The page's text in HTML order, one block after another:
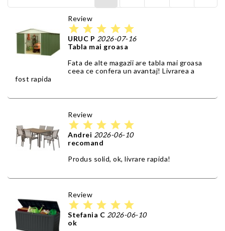
Review
star star star star star
URUC P 2026-07-16
Tabla mai groasa
Fata de alte magazii are tabla mai groasa
ceea ce confera un avantaj! Livrarea a
fost rapida
Review
star star star star star
Andrei 2026-06-10
recomand
Produs solid, ok, livrare rapida!
Review
star star star star star
Stefania C 2026-06-10
ok